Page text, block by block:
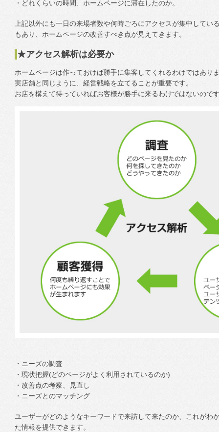
・どれくらいの時間、ホームページに滞在したのか。
上記以外にも一日の来場者数や何時ごろにアクセスが集中してい
もあり、ホームページの改善すべき点が見えてきます。
★アクセス解析は必要か
ホームページは作っておけば勝手に集客してくれるわけではあり
実店舗と同じように、経営戦略を立てることが重要です。
お店を構えて待っていればお客様が勝手に来るわけではないので
・ニーズの調査
・現状把握(どのページがよく利用されているのか)
・改善点の考察、見直し
・ニーズとのマッチング
ユーザーがどのようなキーワードで来訪して来たのか、これがわ
た情報を提供できます。